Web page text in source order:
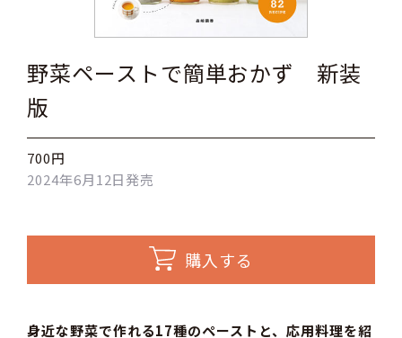
野菜ペーストで簡単おかず 新装
版
700円
2024年6月12日発売
購入する
身近な野菜で作れる17種のペーストと、応用料理を紹